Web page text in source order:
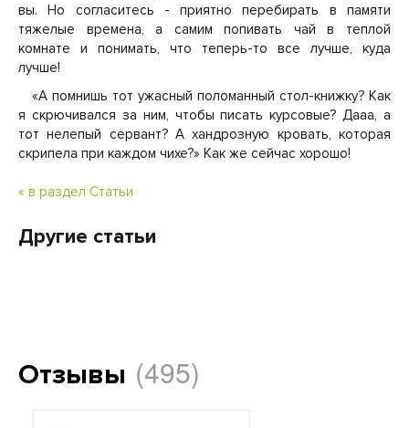
вы. Но согласитесь - приятно перебирать в памяти
тяжелые времена, а самим попивать чай в теплой
комнате и понимать, что теперь-то все лучше, куда
лучше!
«А помнишь тот ужасный поломанный стол-книжку? Как
я скрючивался за ним, чтобы писать курсовые? Дааа, а
тот нелепый сервант? А хандрозную кровать, которая
скрипела при каждом чихе?» Как же сейчас хорошо!
« в раздел Статьи
Другие статьи
Отзывы (495)